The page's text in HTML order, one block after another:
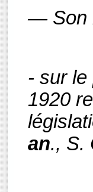
— Son
- sur le
1920
an., S.